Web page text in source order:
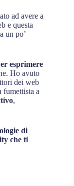
ad avere a
e questa
un po’
esprimere
Ho avuto
dei web
fumettista a
,
di
che ti